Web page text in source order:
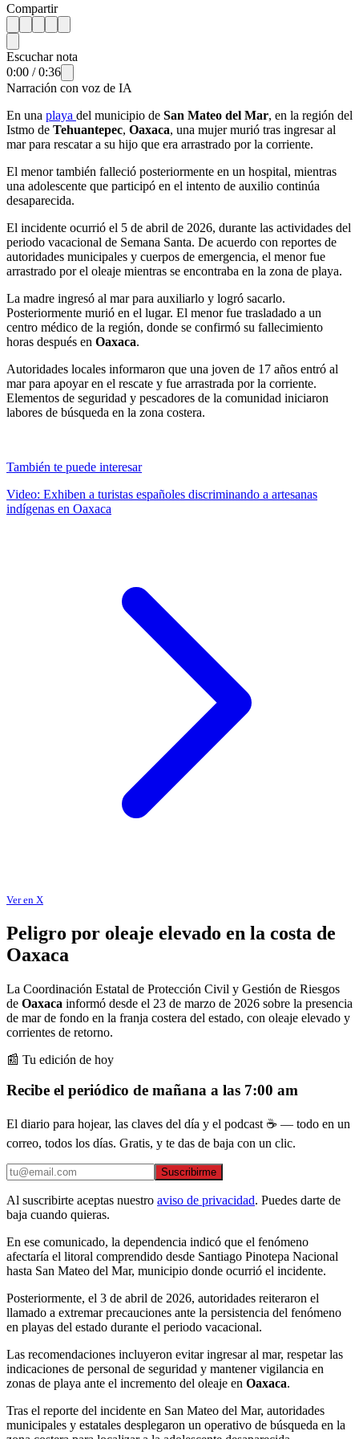
Compartir
Escuchar nota
0:00 /0:36
Narración con voz de IA
En una playa del municipio de San Mateo del Mar, en la región del
Istmo de Tehuantepec, Oaxaca, una mujer murió tras ingresar al
mar para rescatar a su hijo que era arrastrado por la corriente.
El menor también falleció posteriormente en un hospital, mientras
una adolescente que participó en el intento de auxilio continúa
desaparecida.
El incidente ocurrió el 5 de abril de 2026, durante las actividades del
periodo vacacional de Semana Santa. De acuerdo con reportes de
autoridades municipales y cuerpos de emergencia, el menor fue
arrastrado por el oleaje mientras se encontraba en la zona de playa.
La madre ingresó al mar para auxiliarlo y logró sacarlo.
Posteriormente murió en el lugar. El menor fue trasladado a un
centro médico de la región, donde se confirmó su fallecimiento
horas después en Oaxaca.
Autoridades locales informaron que una joven de 17 años entró al
mar para apoyar en el rescate y fue arrastrada por la corriente.
Elementos de seguridad y pescadores de la comunidad iniciaron
labores de búsqueda en la zona costera.
También te puede interesar
Video: Exhiben a turistas españoles discriminando a artesanas
indígenas en Oaxaca
Ver en X
Peligro por oleaje elevado en la costa de
Oaxaca
La Coordinación Estatal de Protección Civil y Gestión de Riesgos
de Oaxaca informó desde el 23 de marzo de 2026 sobre la presencia
de mar de fondo en la franja costera del estado, con oleaje elevado y
corrientes de retorno.
📰 Tu edición de hoy
Recibe el periódico de mañana a las 7:00 am
El diario para hojear, las claves del día y el podcast ☕ — todo en un
correo, todos los días. Gratis, y te das de baja con un clic.
Suscribirme
Al suscribirte aceptas nuestro aviso de privacidad. Puedes darte de
baja cuando quieras.
En ese comunicado, la dependencia indicó que el fenómeno
afectaría el litoral comprendido desde Santiago Pinotepa Nacional
hasta San Mateo del Mar, municipio donde ocurrió el incidente.
Posteriormente, el 3 de abril de 2026, autoridades reiteraron el
llamado a extremar precauciones ante la persistencia del fenómeno
en playas del estado durante el periodo vacacional.
Las recomendaciones incluyeron evitar ingresar al mar, respetar las
indicaciones de personal de seguridad y mantener vigilancia en
zonas de playa ante el incremento del oleaje en Oaxaca.
Tras el reporte del incidente en San Mateo del Mar, autoridades
municipales y estatales desplegaron un operativo de búsqueda en la